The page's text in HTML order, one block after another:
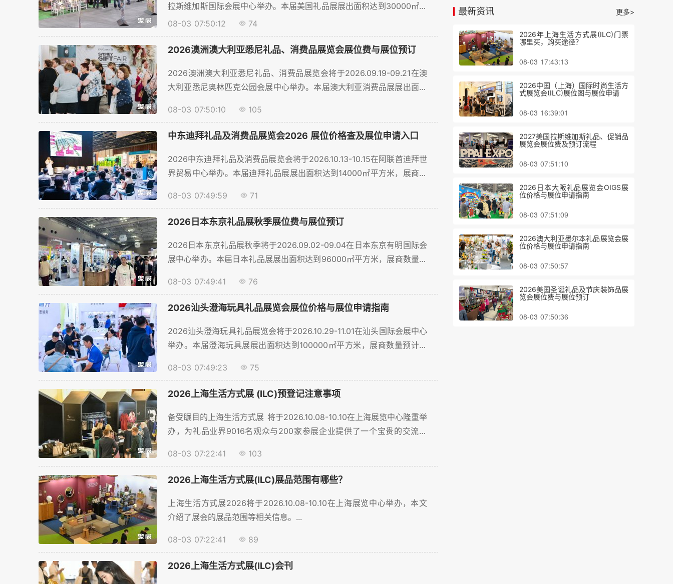
拉斯维加斯国际会展中心举办。本届美国礼品展展出面积达到30000㎡平
方米，展商数量预计将超过570家，将吸引超过38500名观众到场。为了
帮助礼品行业参展商顺利预订展位，聚展网为您提供展位价格、展位预订
等服务。。...
08-03 07:50:12 74
2026澳洲澳大利亚悉尼礼品、消费品展览会展位费与展位预订
2026澳洲澳大利亚悉尼礼品、消费品展览会将于2026.09.19-09.21在澳
大利亚悉尼奥林匹克公园会展中心举办。本届澳大利亚消费品展展出面积
观众到场。为了帮助礼品行业参展商顺利预订展位，聚展网为您提供展位
价格、展位预订等服务。。...
08-03 07:50:10 105
中东迪拜礼品及消费品展览会2026 展位价格查及展位申请入口
2026中东迪拜礼品及消费品展览会将于2026.10.13-10.15在阿联酋迪拜世
界贸易中心举办。本届迪拜礼品展展出面积达到14000㎡平方米，展商数
参展商顺利预订展位，聚展网为您提供展位价格、展位预订等服务。。...
08-03 07:49:59 71
2026日本东京礼品展秋季展位费与展位预订
2026日本东京礼品展秋季将于2026.09.02-09.04在日本东京有明国际会
展中心举办。本届日本礼品展展出面积达到96000㎡平方米，展商数量预
展商顺利预订展位，聚展网为您提供展位价格、展位预订等服务。。...
08-03 07:49:41 76
2026汕头澄海玩具礼品展览会展位价格与展位申请指南
2026汕头澄海玩具礼品展览会将于2026.10.29-11.01在汕头国际会展中心
举办。本届澄海玩具展展出面积达到100000㎡平方米，展商数量预计将
顺利预订展位，聚展网为您提供展位价格、展位预订等服务。。...
08-03 07:49:23 75
2026上海生活方式展 (ILC)预登记注意事项
备受瞩目的上海生活方式展 将于2026.10.08-10.10在上海展览中心隆重举
办，为礼品业界9016名观众与200家参展企业提供了一个宝贵的交流平
08-03 07:22:41
103
2026上海生活方式展(ILC)展品范围有哪些？
上海生活方式展2026将于2026.10.08-10.10在上海展览中心举办，本文
介绍了展会的展品范围等相关信息。...
08-03 07:22:41 89
2026上海生活方式展(ILC)会刊
最新资讯 更多>
2026年上海生活方式展(ILC)门票
哪里买，购买途径？
08-03 17:43:13
2026中国（上海）国际时尚生活方
式展览会(ILC)展位图与展位申请
08-03 16:39:01
2027美国拉斯维加斯礼品、促销品
展览会展位费及预订流程
08-03 07:51:10
2026日本大阪礼品展览会OIGS展
位价格与展位申请指南
08-03 07:51:09
2026澳大利亚墨尔本礼品展览会展
位价格与展位申请指南
08-03 07:50:57
2026美国圣诞礼品及节庆装饰品展
览会展位费与展位预订
08-03 07:50:36